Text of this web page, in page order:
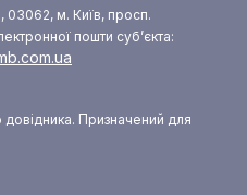
03062, м. Київ, просп.
пошти суб’єкта:
Призначений для